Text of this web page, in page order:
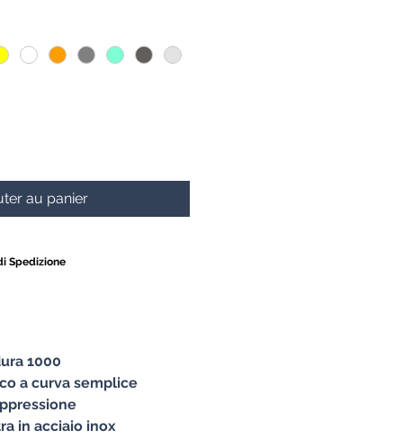
au panier
Spedizione
1000
a curva semplice
in acciaio inox